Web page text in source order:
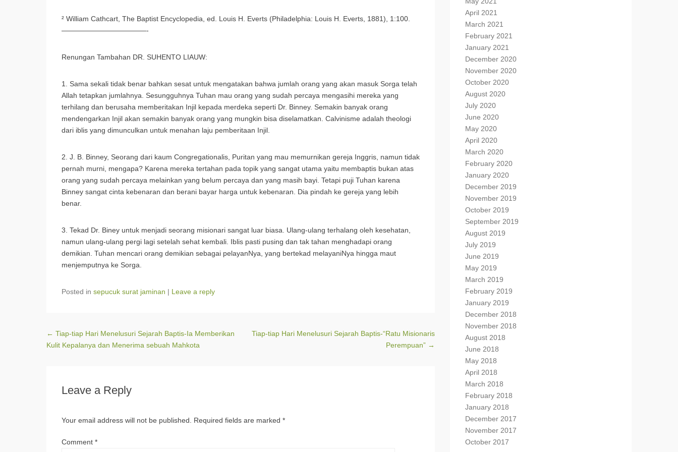
² William Cathcart, The Baptist Encyclopedia, ed. Louis H. Everts (Philadelphia: Louis H. Everts, 1881), 1:100.
————————————-
Renungan Tambahan DR. SUHENTO LIAUW:
1. Sama sekali tidak benar bahkan sesat untuk mengatakan bahwa jumlah orang yang akan masuk Sorga telah
Allah tetapkan jumlahnya. Sesungguhnya Tuhan mau orang yang sudah percaya mengasihi mereka yang
terhilang dan berusaha memberitakan Injil kepada merdeka seperti Dr. Binney. Semakin banyak orang
mendengarkan Injil akan semakin banyak orang yang mungkin bisa diselamatkan. Calvinisme adalah theologi
dari iblis yang dimunculkan untuk menahan laju pemberitaan Injil.
2. J. B. Binney, Seorang dari kaum Congregationalis, Puritan yang mau memurnikan gereja Inggris, namun tidak
pernah murni, mengapa? Karena mereka tertahan pada topik yang sangat utama yaitu membaptis bukan atas
orang yang sudah percaya melainkan yang belum percaya dan yang masih bayi. Tetapi puji Tuhan karena
Binney sangat cinta kebenaran dan berani bayar harga untuk kebenaran. Dia pindah ke gereja yang lebih
benar.
3. Tekad Dr. Biney untuk menjadi seorang misionari sangat luar biasa. Ulang-ulang terhalang oleh kesehatan,
namun ulang-ulang pergi lagi setelah sehat kembali. Iblis pasti pusing dan tak tahan menghadapi orang
demikian. Tuhan mencari orang demikian sebagai pelayanNya, yang bertekad melayaniNya hingga maut
menjemputnya ke Sorga.
Posted in sepucuk surat jaminan | Leave a reply
Post navigation
← Tiap-tiap Hari Menelusuri Sejarah Baptis-Ia Memberikan
Kulit Kepalanya dan Menerima sebuah Mahkota
Tiap-tiap Hari Menelusuri Sejarah Baptis-“Ratu Misionaris
Perempuan” →
Leave a Reply
Your email address will not be published. Required fields are marked *
Comment *
April 2021
March 2021
February 2021
January 2021
December 2020
November 2020
October 2020
August 2020
July 2020
June 2020
May 2020
April 2020
March 2020
February 2020
January 2020
December 2019
November 2019
October 2019
September 2019
August 2019
July 2019
June 2019
May 2019
March 2019
February 2019
January 2019
December 2018
November 2018
August 2018
June 2018
May 2018
April 2018
March 2018
February 2018
January 2018
December 2017
November 2017
October 2017